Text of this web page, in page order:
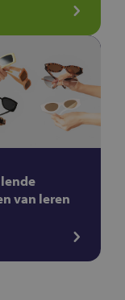
van leren